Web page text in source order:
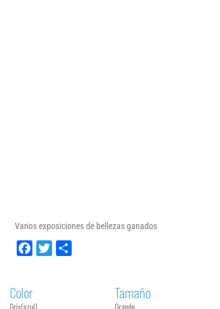
Varios exposiciones de bellezas ganados
Facebook
Twitter
Color Tamaño